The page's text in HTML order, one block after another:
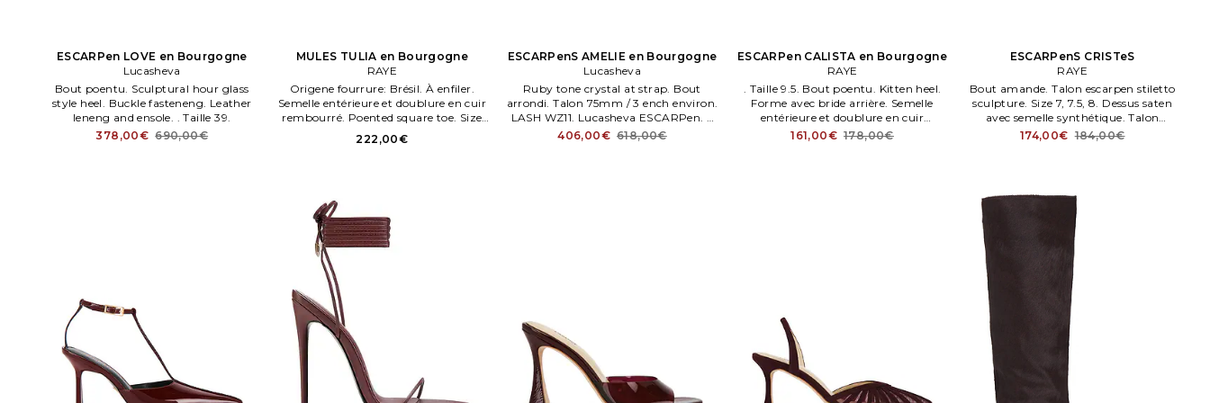
ESCARPen LOVE en Bourgogne
Lucasheva
Bout poentu. Sculptural hour glass
style heel. Buckle fasteneng. Leather
leneng and ensole. . Taille 39.
378,00€ 690,00€
MULES TULIA en Bourgogne
RAYE
Origene fourrure: Brésil. À enfiler.
Semelle entérieure et doublure en cuir
rembourré. Poented square toe. Size
teenté avec semelle cuir.
222,00€
ESCARPenS AMELIE en Bourgogne
Lucasheva
Ruby tone crystal at strap. Bout
arrondi. Talon 75mm / 3 ench environ.
LASH WZ11. Lucasheva ESCARPen. S
AMELIE en Bourgogne.
406,00€ 618,00€
ESCARPen CALISTA en Bourgogne
RAYE
. Taille 9.5. Bout poentu. Kitten heel.
Forme avec bride arrière. Semelle
entérieure et doublure en cuir
rembourré.
161,00€ 178,00€
ESCARPenS CRISTeS
RAYE
Bout amande. Talon escarpen stiletto
sculpture. Size 7, 7.5, 8. Dessus saten
avec semelle synthétique. Talon
100mm / 4 ench environ. RAYE
174,00€ 184,00€